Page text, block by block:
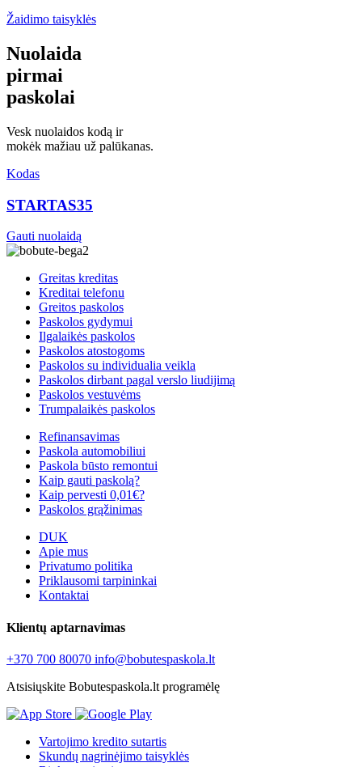
Žaidimo taisyklės
Nuolaida
pirmai
paskolai
Vesk nuolaidos kodą ir
mokėk mažiau už palūkanas.
Kodas
STARTAS35
Gauti nuolaidą
Greitas kreditas
Kreditai telefonu
Greitos paskolos
Paskolos gydymui
Ilgalaikės paskolos
Paskolos atostogoms
Paskolos su individualia veikla
Paskolos dirbant pagal verslo liudijimą
Paskolos vestuvėms
Trumpalaikės paskolos
Refinansavimas
Paskola automobiliui
Paskola būsto remontui
Kaip gauti paskolą?
Kaip pervesti 0,01€?
Paskolos grąžinimas
DUK
Apie mus
Privatumo politika
Priklausomi tarpininkai
Kontaktai
Klientų aptarnavimas
+370 700 80070 info@bobutespaskola.lt
Atsisiųskite Bobutespaskola.lt programėlę
Vartojimo kredito sutartis
Skundų nagrinėjimo taisyklės